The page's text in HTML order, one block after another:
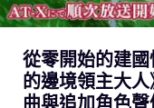
從零開始的建
的邊境領主大
曲與追加角色